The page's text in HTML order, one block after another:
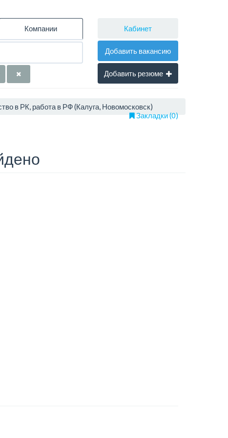
Компании Кабинет
Добавить вакансию
Добавить резюме
в РК, работа в РФ (Калуга, Новомосковск)
Закладки (0)